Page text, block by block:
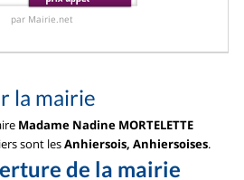
par Mairie.net
la mairie
Madame Nadine MORTELETTE
sont lesAnhiersois, Anhiersoises.
de la mairie